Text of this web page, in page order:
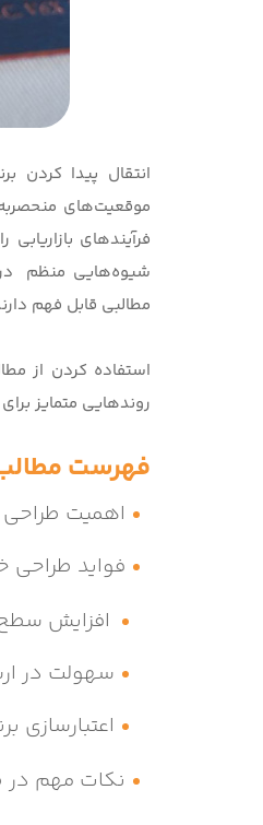
انتقال پیدا کردن
موقعیت‌های
فرآیندهای
شیوه‌هایی منظم در
مطالبی قابل فهم
استفاده کردن از
روندهایی متمایز
فهرست
اهمیت
فواید طراحی
افزایش
سهولت در
اعتبارسازی
نکات مهم در